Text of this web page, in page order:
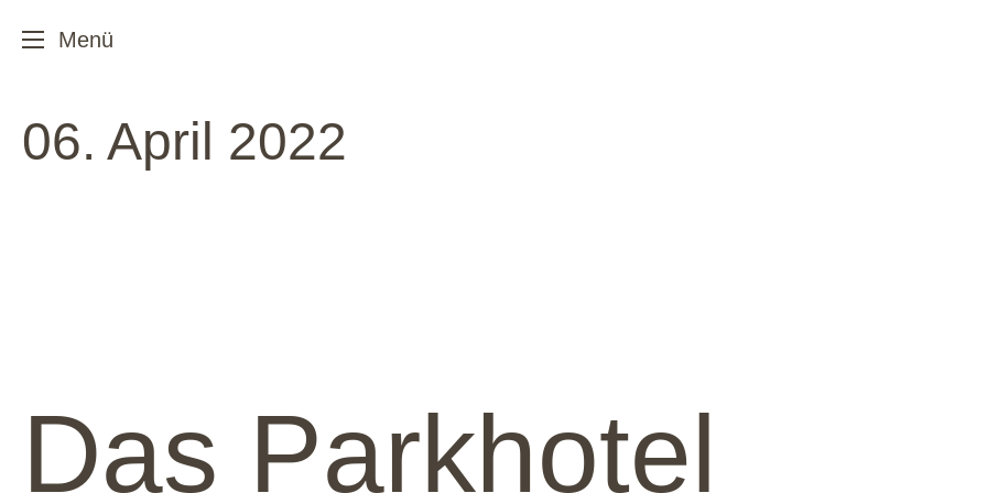
06. April 2022
Das Parkhotel